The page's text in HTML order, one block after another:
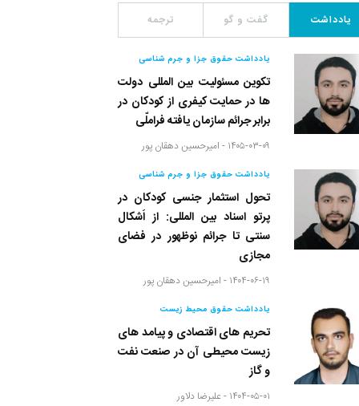
یادداشت گفت و گو ترجمه
یادداشت حقوق جزا و جرم شناسی
تکوین مسئولیت بین المللی دولت
ها در حمایت کیفری از کودکان در
برابر جرائم سازمان یافته فراملّی
۱۴۰۵-۰۳-۰۹ - امیرحسین دهقان پور
یادداشت حقوق جزا و جرم شناسی
تحول استثمار جنسی کودکان در
پرتو اسناد بین المللی: از اَشکال
سنتی تا جرائم نوظهور در فضای
مجازی
۱۴۰۴-۰۶-۱۹ - امیرحسین دهقان پور
یادداشت حقوق محیط زیست
تحریم های اقتصادی و پیامد های
زیست محیطی آن در صنعت نفت
و گاز
۱۴۰۴-۰۵-۰۱ - علیرضا دلاور